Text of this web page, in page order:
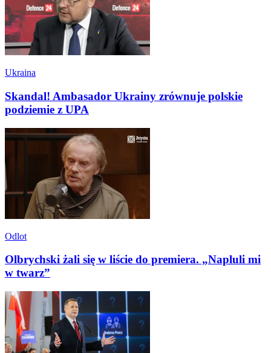
Ukraina
Skandal! Ambasador Ukrainy zrównuje polskie
podziemie z UPA
Odlot
Olbrychski żali się w liście do premiera. „Napluli mi
w twarz”